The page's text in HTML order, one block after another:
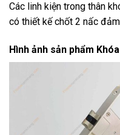
Các linh kiện trong thân
có thiết kế chốt 2 nấc
Hình ảnh sản phẩm